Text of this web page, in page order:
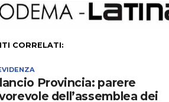
CORRELATI:
Provincia: parere
dell’assemblea dei